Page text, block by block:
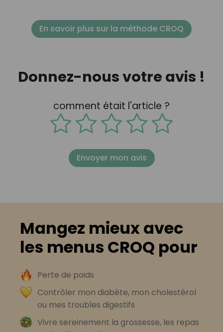
En savoir plus sur la méthode CROQ
Donnez-nous votre avis !
comment était l'article ?
Envoyer mon avis
Mangez mieux avec
les menus CROQ pour
Perte de poids
Contrôler mon diabète, mon cholestérol
ou mes troubles digestifs
Vivre sereinement la grossesse, les repas